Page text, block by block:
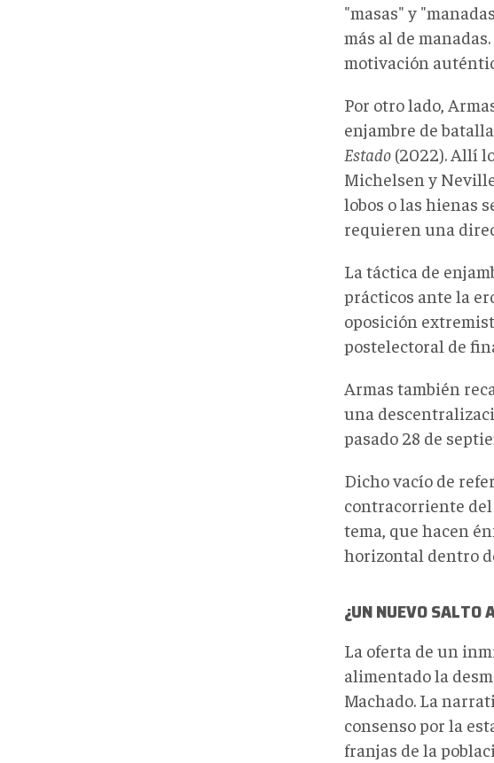
"masas" y
más al de
motivación
Por otro lado,
enjambre de
Estado (2022). Allí
Michelsen y
lobos o las hienas
requieren una
La táctica de
prácticos ante la
oposición
postelectoral de
Armas también
una
pasado 28 de
Dicho vacío de
contracorriente del
tema, que hacen
horizontal dentro
¿UN NUEVO SALTO
La oferta de un
alimentado la
Machado. La
consenso por la
franjas de la